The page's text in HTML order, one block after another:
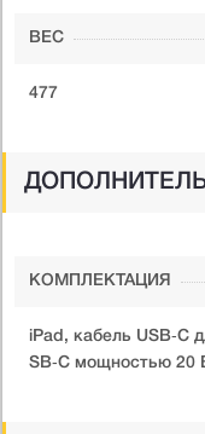
ВЕС
477
КОМПЛЕКТАЦИЯ
iPad, кабель USB‑C
SB‑C мощностью 20